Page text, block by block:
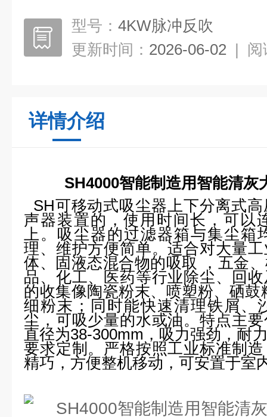
型号： 4KW脉冲反吹
更新时间： 2026-06-02 | 阅
详情介绍
SH4000智能制造用智能清灰
SH可移动式吸尘器上下分离式高
声器装置的，使用时间长，可以
上。吸尘器的过滤器箱与集尘箱
理、维护方便简单。适合对大量
体、固液态混合物的吸取 ，五金
品、化工、医药等行业除尘、回
的收集像陶瓷粉末、喷塑粉、硒
细粉末；同时能快速清理铁屑、
尘，可吸少量的水或油。特点主
直径为38-300mm，吸力强劲，耐
要求定制。严格按照工业标准制
精巧，方便整机移动，可安置于室